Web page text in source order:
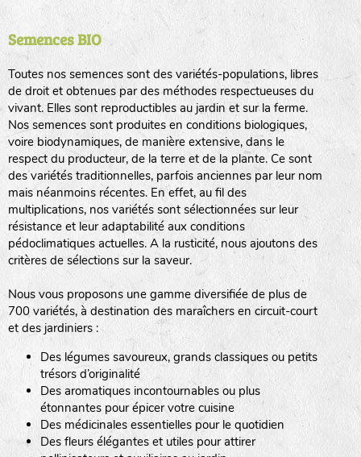
Semences BIO
Toutes nos semences sont des variétés-populations, libres
de droit et obtenues par des méthodes respectueuses du
vivant. Elles sont reproductibles au jardin et sur la ferme.
Nos semences sont produites en conditions biologiques,
voire biodynamiques, de manière extensive, dans le
respect du producteur, de la terre et de la plante. Ce sont
des variétés traditionnelles, parfois anciennes par leur nom
mais néanmoins récentes. En effet, au fil des
multiplications, nos variétés sont sélectionnées sur leur
résistance et leur adaptabilité aux conditions
pédoclimatiques actuelles. A la rusticité, nous ajoutons des
critères de sélections sur la saveur.
Nous vous proposons une gamme diversifiée de plus de
700 variétés, à destination des maraîchers en circuit-court
et des jardiniers :
Des légumes savoureux, grands classiques ou petits
trésors d’originalité
Des aromatiques incontournables ou plus
étonnantes pour épicer votre cuisine
Des médicinales essentielles pour le quotidien
Des fleurs élégantes et utiles pour attirer
haies
zone sauvage
tas de compost
fleurs